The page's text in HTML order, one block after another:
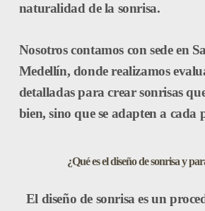
naturalidad de la sonrisa.
Nosotros contamos con sede en
Medellín, donde realizamos
detalladas para crear sonrisas
bien, sino que se adapten a cada
¿Qué es el diseño de sonrisa y
El diseño de sonrisa es un